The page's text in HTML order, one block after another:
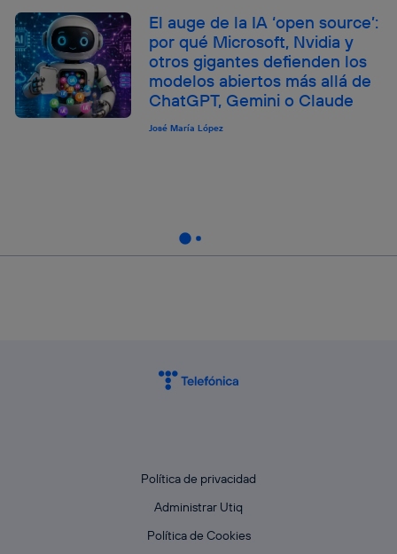
El auge de la IA ‘open source’:
por qué Microsoft, Nvidia y
otros gigantes defienden los
modelos abiertos más allá de
ChatGPT, Gemini o Claude
José María López
Política de privacidad
Administrar Utiq
Política de Cookies